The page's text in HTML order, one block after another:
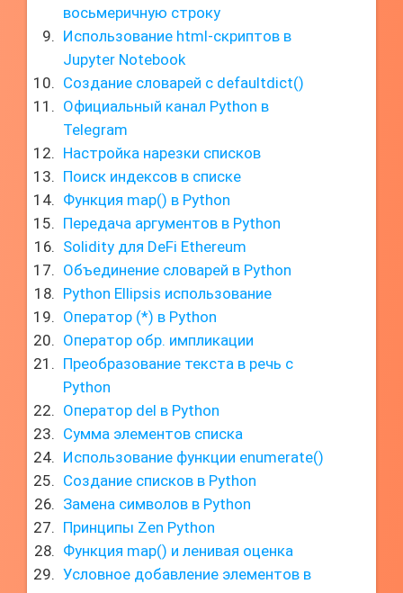
восьмеричную строку
Использование html-скриптов в
Jupyter Notebook
Создание словарей с defaultdict()
Официальный канал Python в
Telegram
Настройка нарезки списков
Поиск индексов в списке
Функция map() в Python
Передача аргументов в Python
Solidity для DeFi Ethereum
Объединение словарей в Python
Python Ellipsis использование
Оператор (*) в Python
Оператор обр. импликации
Преобразование текста в речь с
Python
Оператор del в Python
Сумма элементов списка
Использование функции enumerate()
Создание списков в Python
Замена символов в Python
Принципы Zen Python
Функция map() и ленивая оценка
Условное добавление элементов в